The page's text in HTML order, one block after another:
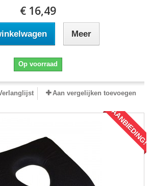
€ 16,49
Meer
Op voorraad
Aan vergelijken toevoegen
AANBIEDING!